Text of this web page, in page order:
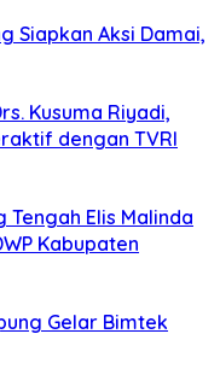
Siapkan Aksi Damai,
Kusuma Riyadi,
dengan TVRI
Tengah Elis Malinda
Kabupaten
Gelar Bimtek